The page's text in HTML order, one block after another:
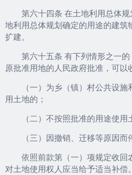
第六十四条 在土地利用总体规
地利用总体规划确定的用途的建筑
扩建。
第六十五条 有下列情形之一的
原批准用地的人民政府批准，可以
（一）为乡（镇）村公共设施
用土地的；
（二）不按照批准的用途使用
（三）因撤销、迁移等原因而停
依照前款第（一）项规定收回
对土地使用权人应当给予适当补偿。